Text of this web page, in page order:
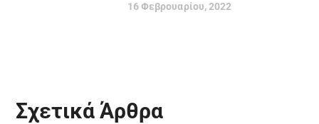
16 Φεβρουαρίου, 2022
Σχετικά Άρθρα